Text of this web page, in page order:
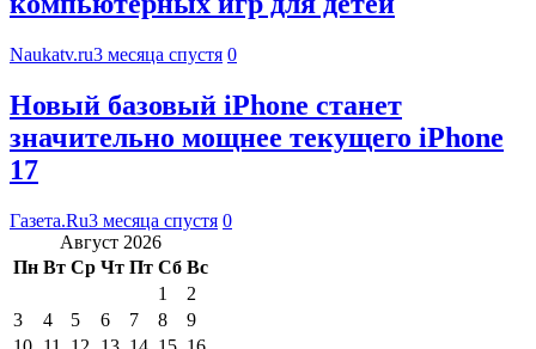
Naukatv.ru3 месяца спустя 0
Новый базовый iPhone станет
значительно мощнее текущего iPhone
17
Газета.Ru3 месяца спустя 0
Август 2026
Пн Вт Ср Чт Пт Сб Вс
1
2
3
4 5 6 7 8
9